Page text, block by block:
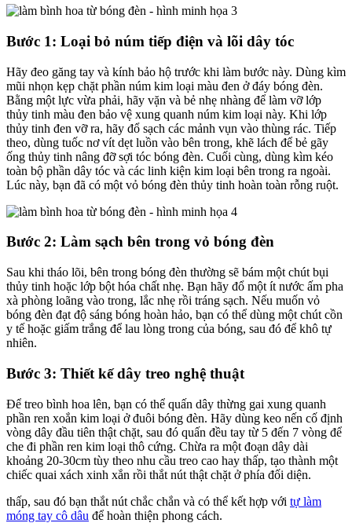
Bước 1: Loại bỏ núm tiếp điện và lõi dây tóc
Hãy đeo găng tay và kính bảo hộ trước khi làm bước này. Dùng kìm
mũi nhọn kẹp chặt phần núm kim loại màu đen ở đáy bóng đèn.
Bằng một lực vừa phải, hãy vặn và bẻ nhẹ nhàng để làm vỡ lớp
thủy tinh màu đen bảo vệ xung quanh núm kim loại này. Khi lớp
thủy tinh đen vỡ ra, hãy đổ sạch các mảnh vụn vào thùng rác. Tiếp
theo, dùng tuốc nơ vít dẹt luồn vào bên trong, khẽ lách để bẻ gãy
ống thủy tinh nâng đỡ sợi tóc bóng đèn. Cuối cùng, dùng kìm kéo
toàn bộ phần dây tóc và các linh kiện kim loại bên trong ra ngoài.
Lúc này, bạn đã có một vỏ bóng đèn thủy tinh hoàn toàn rỗng ruột.
Bước 2: Làm sạch bên trong vỏ bóng đèn
Sau khi tháo lõi, bên trong bóng đèn thường sẽ bám một chút bụi
thủy tinh hoặc lớp bột hóa chất nhẹ. Bạn hãy đổ một ít nước ấm pha
xà phòng loãng vào trong, lắc nhẹ rồi tráng sạch. Nếu muốn vỏ
bóng đèn đạt độ sáng bóng hoàn hảo, bạn có thể dùng một chút cồn
y tế hoặc giấm trắng để lau lòng trong của bóng, sau đó để khô tự
nhiên.
Bước 3: Thiết kế dây treo nghệ thuật
Để treo bình hoa lên, bạn có thể quấn dây thừng gai xung quanh
phần ren xoắn kim loại ở đuôi bóng đèn. Hãy dùng keo nến cố định
vòng dây đầu tiên thật chặt, sau đó quấn đều tay từ 5 đến 7 vòng để
che đi phần ren kim loại thô cứng. Chừa ra một đoạn dây dài
khoảng 20-30cm tùy theo nhu cầu treo cao hay thấp, tạo thành một
chiếc quai xách xinh xắn rồi thắt nút thật chặt ở phía đối diện.
thấp, sau đó bạn thắt nút chắc chắn và có thể kết hợp với tự làm
móng tay cô dâu để hoàn thiện phong cách.